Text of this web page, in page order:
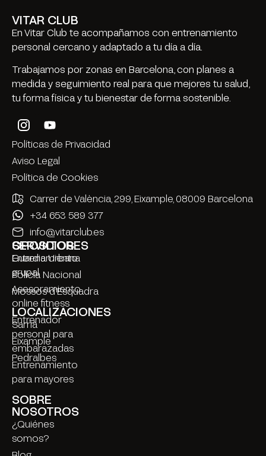
VITAR CLUB
En Vitar Club te acompañamos con entrenamiento
personal cercano y adaptado a tu día a día.
Trabajamos por zonas en Barcelona, con planes a
medida y seguimiento real para que mejores tu salud,
tu forma física y tu bienestar de forma sostenible.
Políticas de Privacidad
Aviso Legal
Política de Cookies
Carrer de València, 299, Eixample, 08009 Barcelona
+34 653 589 377
info@vitarclub.es
SERVICIOS
Entrenamiento
grupal
Asesoramiento
online fitness
Entrenador
personal para
embarazadas
Entrenamiento
para mayores
SOBRE
NOSOTROS
¿Quiénes
somos?
OPOSITORES
Guardia Urbana
Policía Nacional
Mossos d’Esquadra
LOCALIZACIONES
Sarrià
Eixample
Pedralbes